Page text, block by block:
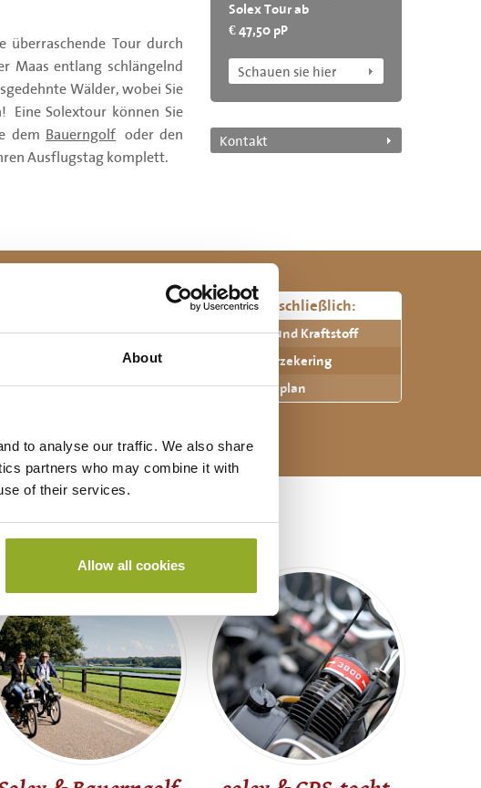
About
to analyse our traffic. We also share
partners who may combine it with
of their services.
Allow all cookies
überraschende Tour durch
Maas entlang schlängelnd
Wälder, wobei Sie
Eine Solextour können Sie
dem Bauerngolf oder den
Ausflugstag komplett.
Solex Tour ab
€ 47,50 pP
Schauen sie hier
Kontakt
Provinz Limburg. Auf
kombiniert mit
vor allem wegen der
unterwegs.
einschließlich:
✓ Route und Kraftstoff
✓ WA-verzekering
✓ Routenplan